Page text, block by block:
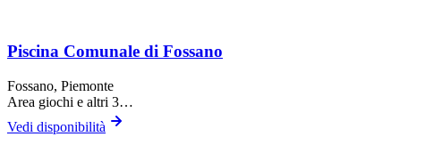
Piscina Comunale di Fossano
Fossano, Piemonte
Area giochi e altri 3…
Vedi disponibilità